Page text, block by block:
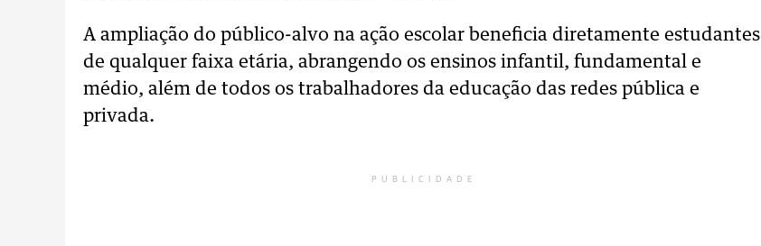
A ampliação do público-alvo na ação escolar beneficia diretamente estudantes
de qualquer faixa etária, abrangendo os ensinos infantil, fundamental e
médio, além de todos os trabalhadores da educação das redes pública e
privada.
PUBLICIDADE